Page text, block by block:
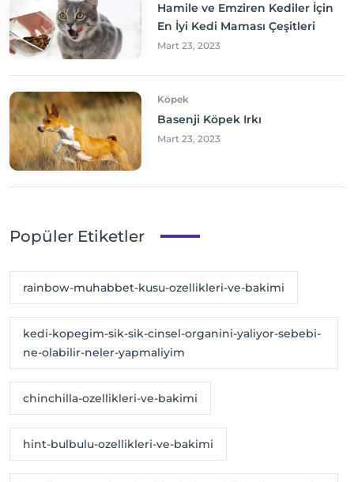
Hamile ve Emziren Kediler İçin
En İyi Kedi Maması Çeşitleri
Mart 23, 2023
Köpek
Basenji Köpek Irkı
Mart 23, 2023
Popüler Etiketler
rainbow-muhabbet-kusu-ozellikleri-ve-bakimi
kedi-kopegim-sik-sik-cinsel-organini-yaliyor-sebebi-
ne-olabilir-neler-yapmaliyim
chinchilla-ozellikleri-ve-bakimi
hint-bulbulu-ozellikleri-ve-bakimi